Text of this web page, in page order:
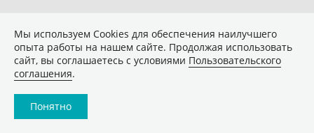
Мы используем Сookies для обеспечения наилучшего
опыта работы на нашем сайте. Продолжая использовать
сайт, вы соглашаетесь с условиями Пользовательского
соглашения.
Понятно